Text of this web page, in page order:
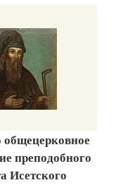
преподобного
Исетского